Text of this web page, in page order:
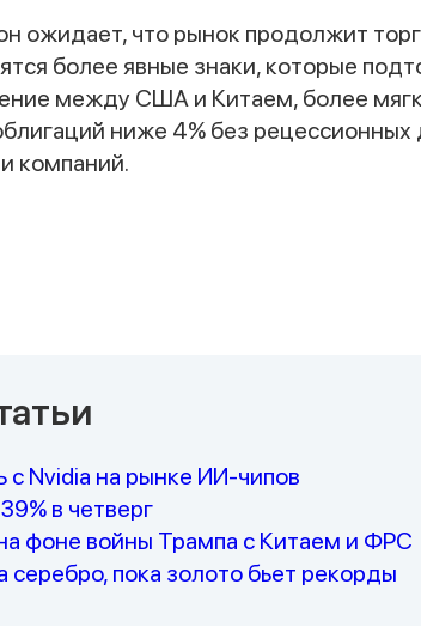
ожидает, что рынок продолжит
более явные знаки, которые
между США и Китаем, более
ниже 4% без рецессионных
компаний.
с Nvidia на рынке ИИ-чипов
в четверг
фоне войны Трампа с Китаем и ФРС
серебро, пока золото бьет рекорды